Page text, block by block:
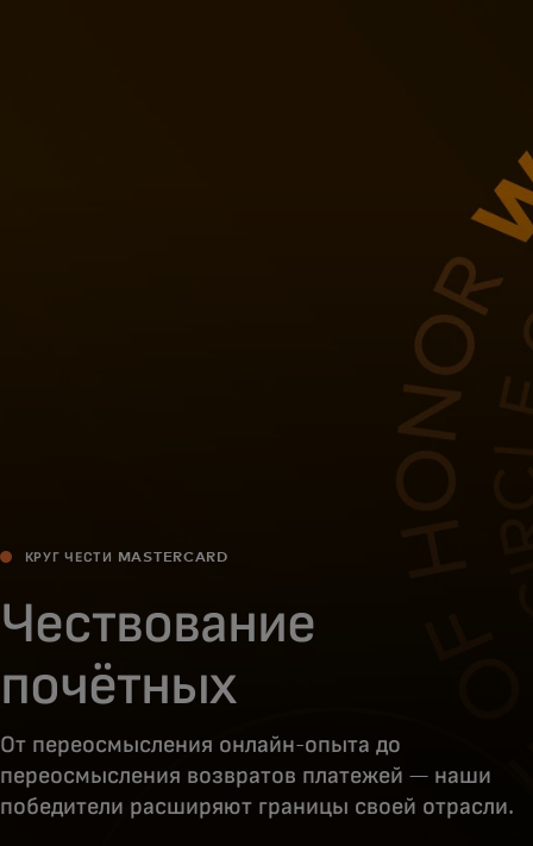
КРУГ ЧЕСТИ MASTERCARD
Чествование
почётных
От переосмысления онлайн-опыта до
переосмысления возвратов платежей — наши
победители расширяют границы своей отрасли.